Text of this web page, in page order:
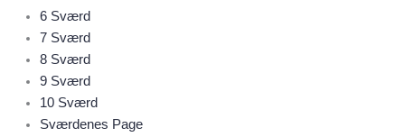
6 Sværd
7 Sværd
8 Sværd
9 Sværd
10 Sværd
Sværdenes Page